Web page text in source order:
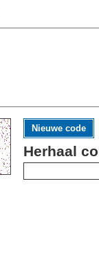
Nieuwe code
Herhaal